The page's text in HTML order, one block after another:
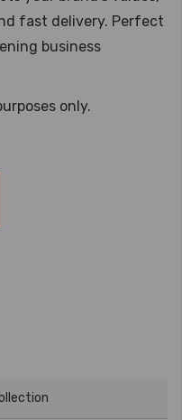
fast delivery. Perfect
business
only.